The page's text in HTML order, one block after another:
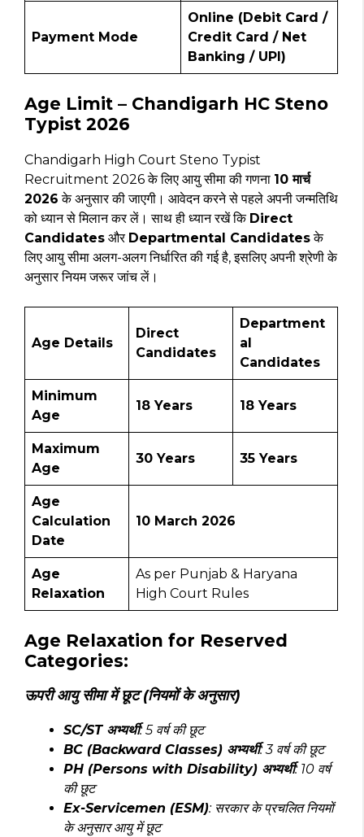
Payment Mode
Online (Debit Card /
Credit Card / Net
Banking / UPI)
Age Limit – Chandigarh HC Steno
Typist 2026
Chandigarh High Court Steno Typist
Recruitment 2026 के लिए आयु सीमा की गणना 10 मार्च
2026 के अनुसार की जाएगी। आवेदन करने से पहले अपनी जन्मतिथि
को ध्यान से मिलान कर लें। साथ ही ध्यान रखें कि Direct
Candidates और Departmental Candidatesके
लिए आयु सीमा अलग-अलग निर्धारित की गई है, इसलिए अपनी श्रेणी के
अनुसार नियम जरूर जांच लें।
Age Details
Direct
Candidates
Department
al
Candidates
Minimum
Age
18 Years 18 Years
Maximum
Age
30 Years 35 Years
Age
Calculation
Date
10 March 2026
Age
Relaxation
As per Punjab & Haryana
High Court Rules
Age Relaxation for Reserved
Categories:
ऊपरी आयु सीमा में छूट (नियमों के अनुसार)
SC/ST अभ्यर्थी: 5 वर्ष की छूट
BC (Backward Classes) अभ्यर्थी: 3 वर्ष की छूट
PH (Persons with Disability) अभ्यर्थी: 10 वर्ष
की छूट
Ex-Servicemen (ESM): सरकार के प्रचलित नियमों
के अनुसार आयु में छूट